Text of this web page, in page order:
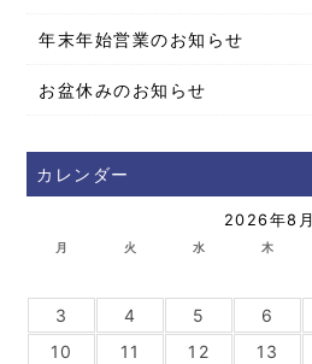
年末年始営業のお知らせ
お盆休みのお知らせ
カレンダー
2026年8月
月 火 水 木
3
4 5 6
10
11 12 13